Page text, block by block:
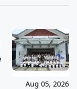
Aug 05, 2026